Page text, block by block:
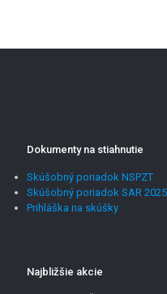
Dokumenty na stiahnutie
Skúšobný poriadok NSPZT
Skúšobný poriadok SAR 2025
Prihláška na skúšky
Najbližšie akcie